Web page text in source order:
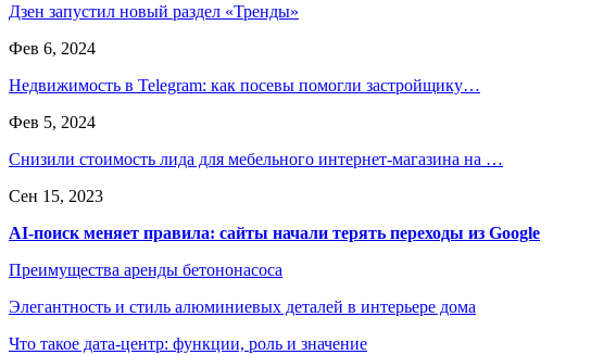
Дзен запустил новый раздел «Тренды»
Фев 6, 2024
Недвижимость в Telegram: как посевы помогли застройщику…
Фев 5, 2024
Снизили стоимость лида для мебельного интернет-магазина на …
Сен 15, 2023
AI-поиск меняет правила: сайты начали терять переходы из Google
Преимущества аренды бетононасоса
Элегантность и стиль алюминиевых деталей в интерьере дома
Что такое дата-центр: функции, роль и значение